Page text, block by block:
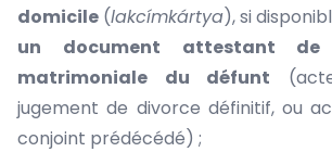
domicile (lakcímkártya), si
un document attestant
matrimoniale du défunt
jugement de divorce définitif, ou
conjoint prédécédé) ;